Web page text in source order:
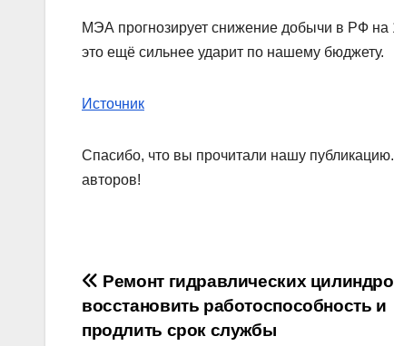
МЭА прогнозирует снижение добычи в РФ на
это ещё сильнее ударит по нашему бюджету.
Источник
Спасибо, что вы прочитали нашу
авторов!
Навигация
по
Ремонт гидравлических
восстановить работоспособность и
продлить срок службы